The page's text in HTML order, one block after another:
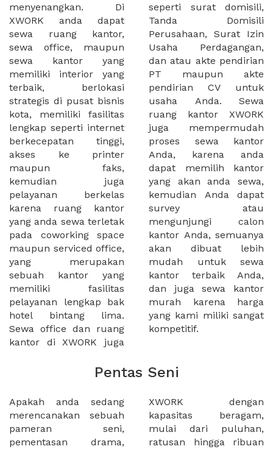
menyenangkan. Di
XWORK anda dapat
sewa ruang kantor,
sewa office, maupun
sewa kantor yang
memiliki interior yang
terbaik, berlokasi
strategis di pusat bisnis
kota, memiliki fasilitas
lengkap seperti internet
berkecepatan tinggi,
akses ke printer
maupun faks,
kemudian juga
pelayanan berkelas
karena ruang kantor
yang anda sewa terletak
pada coworking space
maupun serviced office,
yang merupakan
sebuah kantor yang
memiliki fasilitas
pelayanan lengkap bak
hotel bintang lima.
Sewa office dan ruang
kantor di XWORK juga
seperti surat domisili,
Tanda Domisili
Perusahaan, Surat Izin
Usaha Perdagangan,
dan atau akte pendirian
PT maupun akte
pendirian CV untuk
usaha Anda. Sewa
ruang kantor XWORK
juga mempermudah
proses sewa kantor
Anda, karena anda
dapat memilih kantor
yang akan anda sewa,
kemudian Anda dapat
survey atau
mengunjungi calon
kantor Anda, semuanya
akan dibuat lebih
mudah untuk sewa
kantor terbaik Anda,
dan juga sewa kantor
murah karena harga
yang kami miliki sangat
kompetitif.
Pentas Seni
Apakah anda sedang
merencanakan sebuah
pameran seni,
pementasan drama,
XWORK dengan
kapasitas beragam,
mulai dari puluhan,
ratusan hingga ribuan